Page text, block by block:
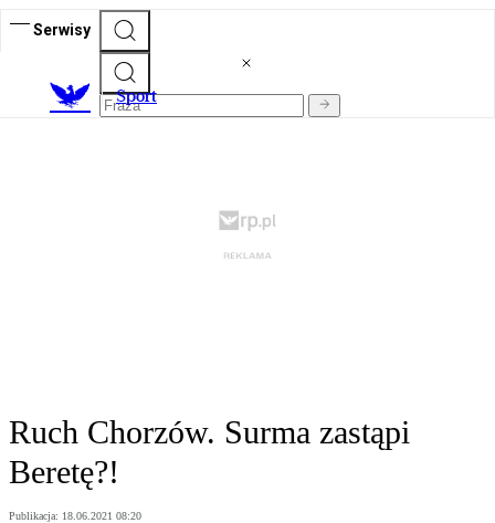
Serwisy
Sport
Ruch Chorzów. Surma zastąpi
Beretę?!
Publikacja: 18.06.2021 08:20